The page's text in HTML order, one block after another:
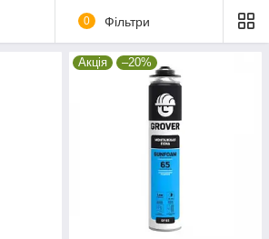
0 Фільтри
Акція –20%